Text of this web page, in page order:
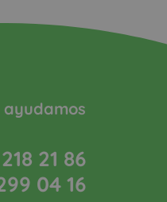
21 86
04 16